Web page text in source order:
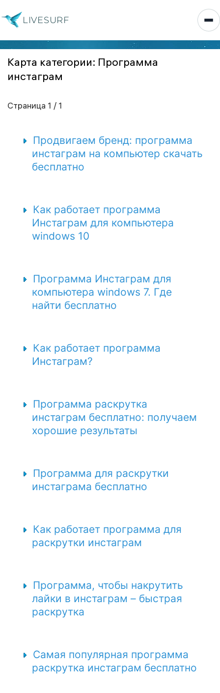
LIVESURF
Карта категории: Программа
инстаграм
Страница 1 / 1
Продвигаем бренд: программа
инстаграм на компьютер скачать
бесплатно
Как работает программа
Инстаграм для компьютера
windows 10
Программа Инстаграм для
компьютера windows 7. Где
найти бесплатно
Как работает программа
Инстаграм?
Программа раскрутка
инстаграм бесплатно: получаем
хорошие результаты
Программа для раскрутки
инстаграма бесплатно
Как работает программа для
раскрутки инстаграм
Программа, чтобы накрутить
лайки в инстаграм – быстрая
раскрутка
Самая популярная программа
раскрутка инстаграм бесплатно